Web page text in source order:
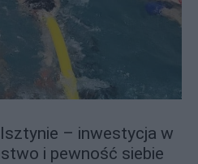
– inwestycja w
i pewność siebie